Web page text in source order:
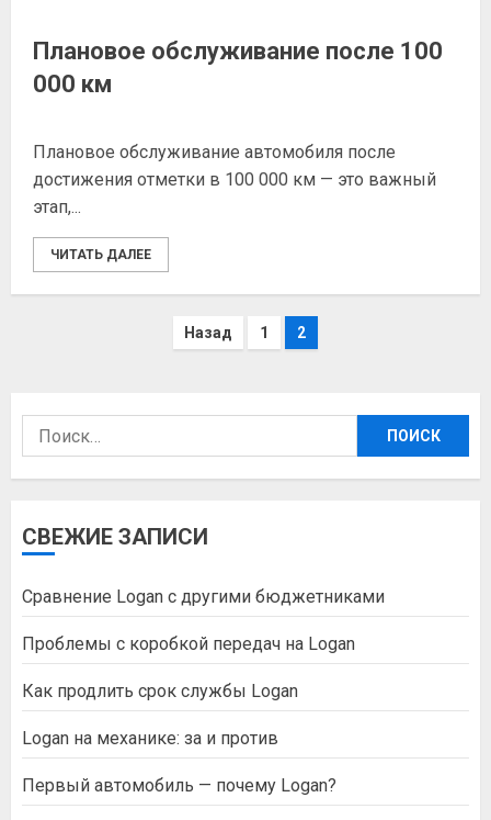
Плановое обслуживание после 100
000 км
Плановое обслуживание автомобиля после
достижения отметки в 100 000 км — это важный
этап,...
ЧИТАТЬ ДАЛЕЕ
Пагинация
Назад 1 2
Найти:
СВЕЖИЕ ЗАПИСИ
Сравнение Logan с другими бюджетниками
Проблемы с коробкой передач на Logan
Как продлить срок службы Logan
Logan на механике: за и против
Первый автомобиль — почему Logan?